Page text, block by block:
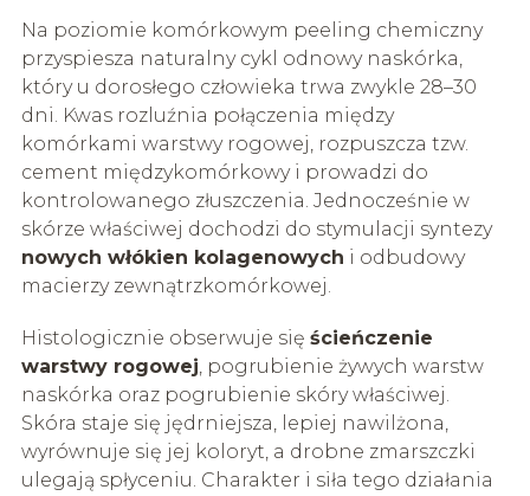
Na poziomie komórkowym peeling chemiczny
przyspiesza naturalny cykl odnowy naskórka,
który u dorosłego człowieka trwa zwykle 28–30
dni. Kwas rozluźnia połączenia między
komórkami warstwy rogowej, rozpuszcza tzw.
cement międzykomórkowy i prowadzi do
kontrolowanego złuszczenia. Jednocześnie w
skórze właściwej dochodzi do stymulacji syntezy
nowych włókien kolagenowych i odbudowy
macierzy zewnątrzkomórkowej.
Histologicznie obserwuje się ścieńczenie
warstwy rogowej, pogrubienie żywych warstw
naskórka oraz pogrubienie skóry właściwej.
Skóra staje się jędrniejsza, lepiej nawilżona,
wyrównuje się jej koloryt, a drobne zmarszczki
ulegają spłyceniu. Charakter i siła tego działania